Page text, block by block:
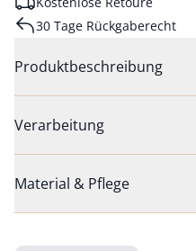
30 Tage Rückgaberecht
Produktbeschreibung
Verarbeitung
Material & Pflege